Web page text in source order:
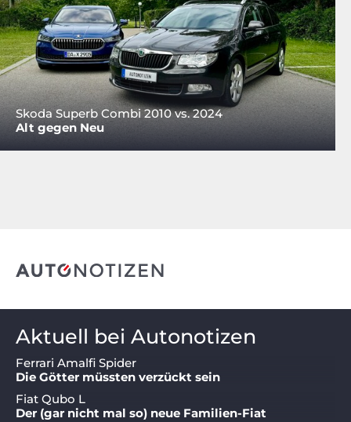
Skoda Superb Combi 2010 vs. 2024
Alt gegen Neu
Aktuell bei Autonotizen
Ferrari Amalfi Spider
Die Götter müssten verzückt sein
Fiat Qubo L
Der (gar nicht mal so) neue Familien-Fiat